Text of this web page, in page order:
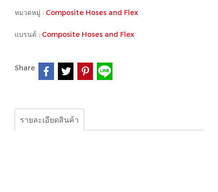
หมวดหมู่ : Composite Hoses and Flex
แบรนด์ : Composite Hoses and Flex
Share
รายละเอียดสินค้า